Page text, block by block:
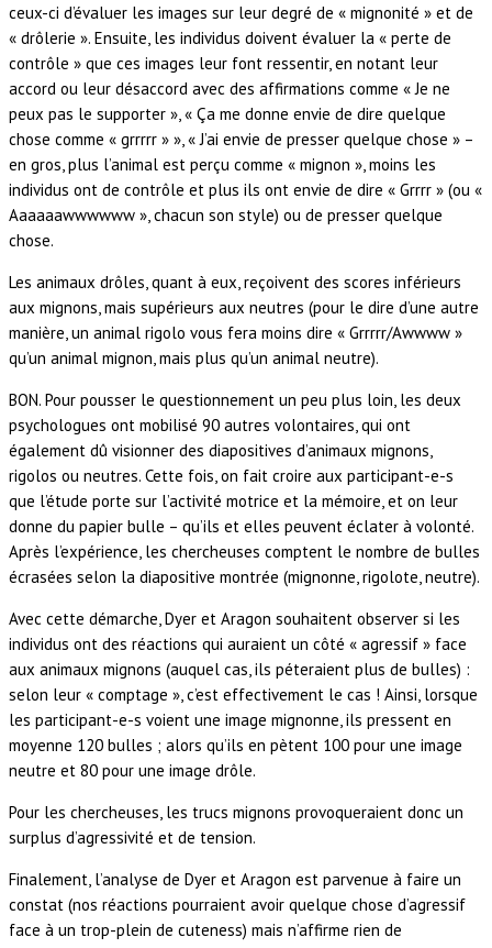
ceux-ci d’évaluer les images sur leur degré de « mignonité » et de
« drôlerie ». Ensuite, les individus doivent évaluer la « perte de
contrôle » que ces images leur font ressentir, en notant leur
accord ou leur désaccord avec des affirmations comme « Je ne
peux pas le supporter », « Ça me donne envie de dire quelque
chose comme « grrrrr » », « J’ai envie de presser quelque chose » –
en gros, plus l’animal est perçu comme « mignon », moins les
individus ont de contrôle et plus ils ont envie de dire « Grrrr » (ou «
Aaaaaawwwwww », chacun son style) ou de presser quelque
chose.
Les animaux drôles, quant à eux, reçoivent des scores inférieurs
aux mignons, mais supérieurs aux neutres (pour le dire d’une autre
manière, un animal rigolo vous fera moins dire « Grrrrr/Awwww »
qu’un animal mignon, mais plus qu’un animal neutre).
BON. Pour pousser le questionnement un peu plus loin, les deux
psychologues ont mobilisé 90 autres volontaires, qui ont
également dû visionner des diapositives d’animaux mignons,
rigolos ou neutres. Cette fois, on fait croire aux participant-e-s
que l’étude porte sur l’activité motrice et la mémoire, et on leur
donne du papier bulle – qu’ils et elles peuvent éclater à volonté.
Après l’expérience, les chercheuses comptent le nombre de bulles
écrasées selon la diapositive montrée (mignonne, rigolote, neutre).
Avec cette démarche, Dyer et Aragon souhaitent observer si les
individus ont des réactions qui auraient un côté « agressif » face
aux animaux mignons (auquel cas, ils péteraient plus de bulles) :
selon leur « comptage », c’est effectivement le cas ! Ainsi, lorsque
les participant-e-s voient une image mignonne, ils pressent en
moyenne 120 bulles ; alors qu’ils en pètent 100 pour une image
neutre et 80 pour une image drôle.
Pour les chercheuses, les trucs mignons provoqueraient donc un
surplus d’agressivité et de tension.
Finalement, l’analyse de Dyer et Aragon est parvenue à faire un
constat (nos réactions pourraient avoir quelque chose d’agressif
face à un trop-plein de cuteness) mais n’affirme rien de